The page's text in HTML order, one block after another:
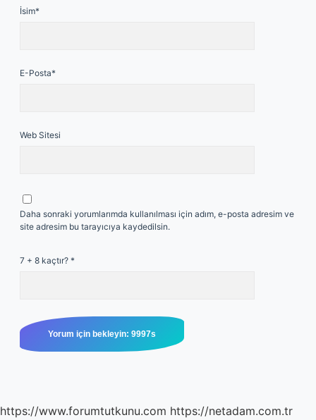
İsim*
E-Posta*
Web Sitesi
Daha sonraki yorumlarımda kullanılması için adım, e-posta adresim ve
site adresim bu tarayıcıya kaydedilsin.
7 + 8 kaçtır? *
https://www.forumtutkunu.com https://netadam.com.tr